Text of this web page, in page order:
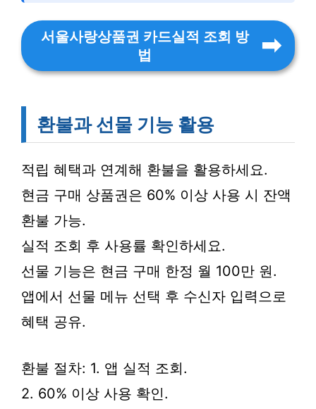
서울사랑상품권 카드실적 조회 방
법
환불과 선물 기능 활용
적립 혜택과 연계해 환불을 활용하세요.
현금 구매 상품권은 60% 이상 사용 시 잔액
환불 가능.
실적 조회 후 사용률 확인하세요.
선물 기능은 현금 구매 한정 월 100만 원.
앱에서 선물 메뉴 선택 후 수신자 입력으로
혜택 공유.
환불 절차: 1. 앱 실적 조회.
2. 60% 이상 사용 확인.